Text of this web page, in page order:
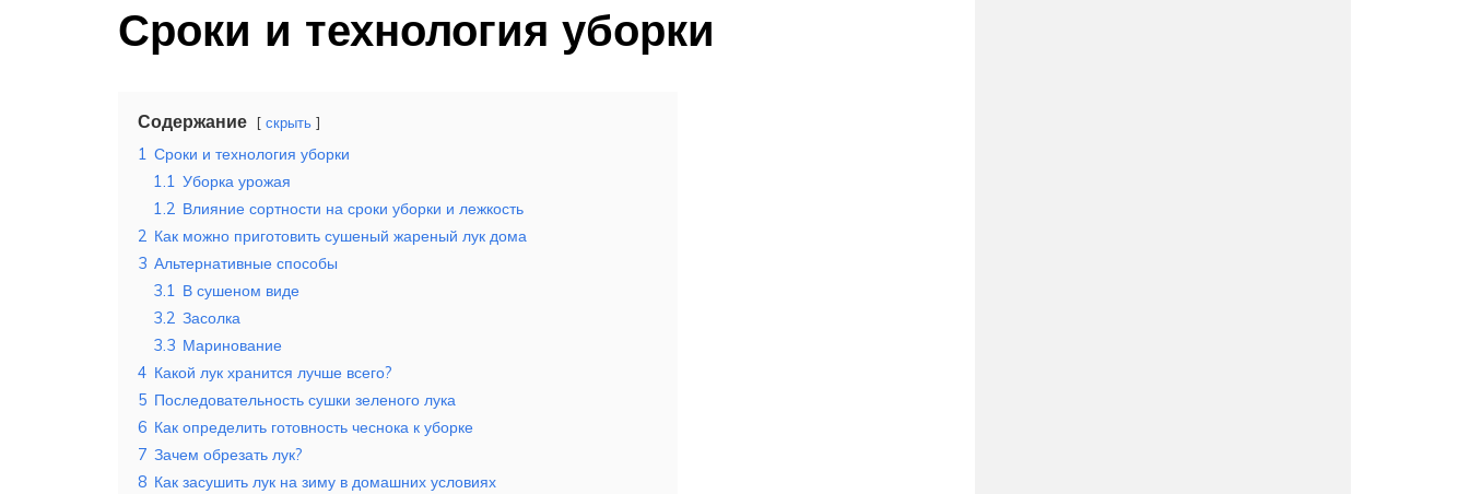
Сроки и технология уборки
Содержание скрыть
1 Сроки и технология уборки
1.1 Уборка урожая
1.2 Влияние сортности на сроки уборки и лежкость
2 Как можно приготовить сушеный жареный лук дома
3 Альтернативные способы
3.1 В сушеном виде
3.2 Засолка
3.3 Маринование
4 Какой лук хранится лучше всего?
5 Последовательность сушки зеленого лука
6 Как определить готовность чеснока к уборке
7 Зачем обрезать лук?
8 Как засушить лук на зиму в домашних условиях